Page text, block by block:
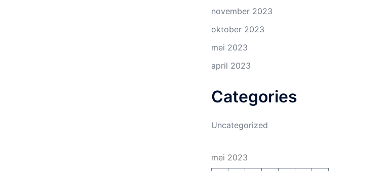
november 2023
oktober 2023
mei 2023
april 2023
Categories
Uncategorized
mei 2023